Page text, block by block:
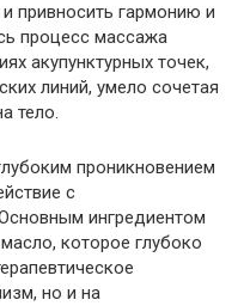
привносить гармонию и
процесс массажа
акупунктурных точек,
линий, умело сочетая
тело.
проникновением
с
ингредиентом
которое глубоко
но и на